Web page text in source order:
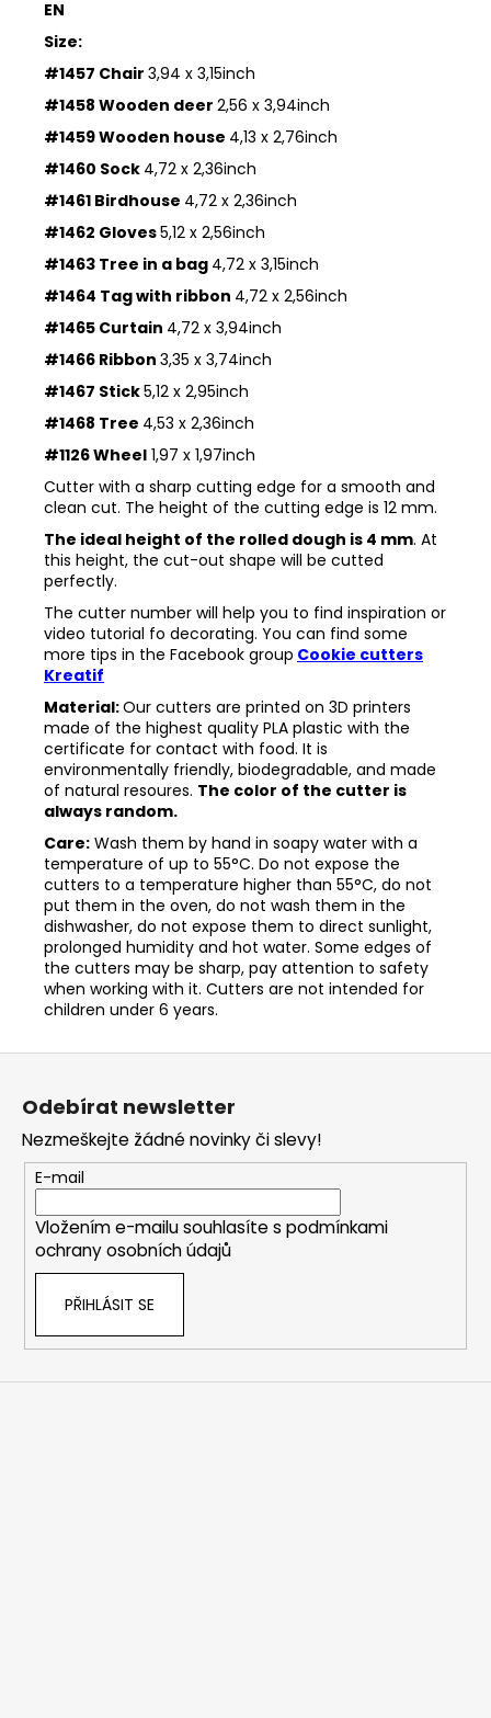
EN
Size:
#1457 Chair 3,94 x 3,15inch
#1458 Wooden deer 2,56 x 3,94inch
#1459 Wooden house 4,13 x 2,76inch
#1460 Sock 4,72 x 2,36inch
#1461 Birdhouse 4,72 x 2,36inch
#1462 Gloves5,12 x 2,56inch
#1463 Tree in a bag 4,72 x 3,15inch
#1464 Tag with ribbon 4,72 x 2,56inch
#1465 Curtain 4,72 x 3,94inch
#1466 Ribbon 3,35 x 3,74inch
#1467 Stick5,12 x 2,95inch
#1468 Tree 4,53 x 2,36inch
#1126 Wheel 1,97 x 1,97inch
Cutter with a sharp cutting edge for a smooth and
clean cut. The height of the cutting edge is 12 mm.
The ideal height of the rolled dough is 4 mm. At
this height, the cut-out shape will be cutted
perfectly.
The cutter number will help you to find inspiration or
video tutorial fo decorating. You can find some
more tips in the Facebook group Cookie cutters
Kreatif
Material:Our cutters are printed on 3D printers
made of the highest quality PLA plastic with the
certificate for contact with food. It is
environmentally friendly, biodegradable, and made
of natural resoures. The color of the cutter is
always random.
Care: Wash them by hand in soapy water with a
temperature of up to 55°C. Do not expose the
cutters to a temperature higher than 55°C, do not
put them in the oven, do not wash them in the
dishwasher, do not expose them to direct sunlight,
prolonged humidity and hot water. Some edges of
the cutters may be sharp, pay attention to safety
when working with it. Cutters are not intended for
children under 6 years.
Z
Odebírat newsletter
Nezmeškejte žádné novinky či slevy!
E-mail
Vložením e-mailu souhlasíte s podmínkami
ochrany osobních údajů
PŘIHLÁSIT SE